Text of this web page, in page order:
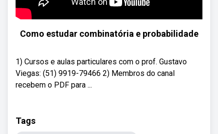
Como estudar combinatória e probabilidade
1) Cursos e aulas particulares com o prof. Gustavo
Viegas: (51) 9919-79466 2) Membros do canal
recebem o PDF para ...
Tags